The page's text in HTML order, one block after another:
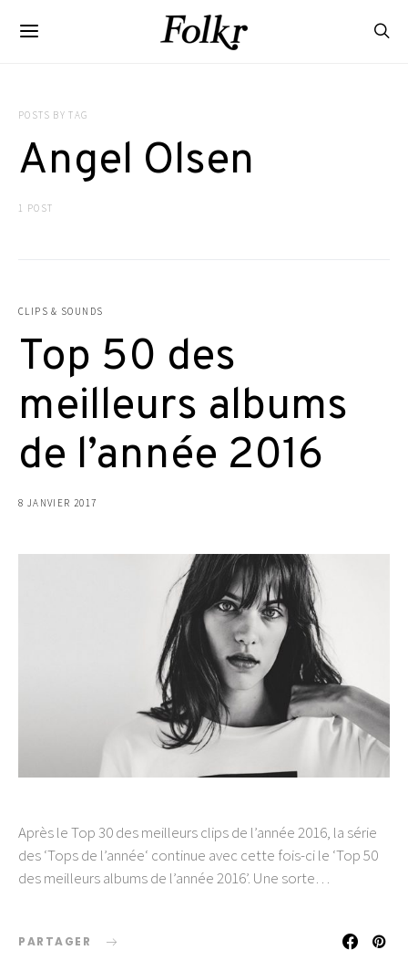
POSTS BY TAG
Angel Olsen
1 POST
CLIPS & SOUNDS
Top 50 des
meilleurs albums
de l’année 2016
8 JANVIER 2017
Après le Top 30 des meilleurs clips de l’année 2016, la série
des ‘Tops de l’année‘ continue avec cette fois-ci le ‘Top 50
des meilleurs albums de l’année 2016’. Une sorte…
PARTAGER